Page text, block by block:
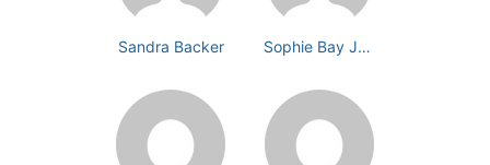
Sandra Backer Sophie Bay Juul Petersen